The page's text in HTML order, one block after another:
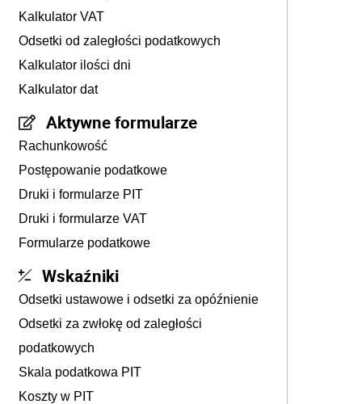
Kalkulator VAT
Odsetki od zaległości podatkowych
Kalkulator ilości dni
Kalkulator dat
Aktywne formularze
Rachunkowość
Postępowanie podatkowe
Druki i formularze PIT
Druki i formularze VAT
Formularze podatkowe
Wskaźniki
Odsetki ustawowe i odsetki za opóźnienie
Odsetki za zwłokę od zaległości
podatkowych
Skala podatkowa PIT
Koszty w PIT